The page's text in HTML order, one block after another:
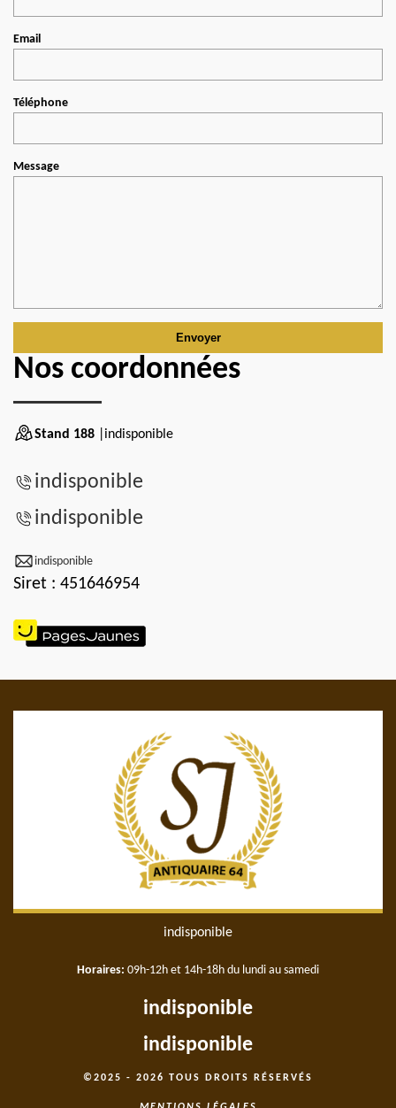
Email
Téléphone
Message
Nos coordonnées
Stand 188 |indisponible
indisponible
indisponible
indisponible
Siret : 451646954
indisponible
Horaires: 09h-12h et 14h-18h du lundi au samedi
indisponible
indisponible
©2025 - 2026 TOUS DROITS RÉSERVÉS